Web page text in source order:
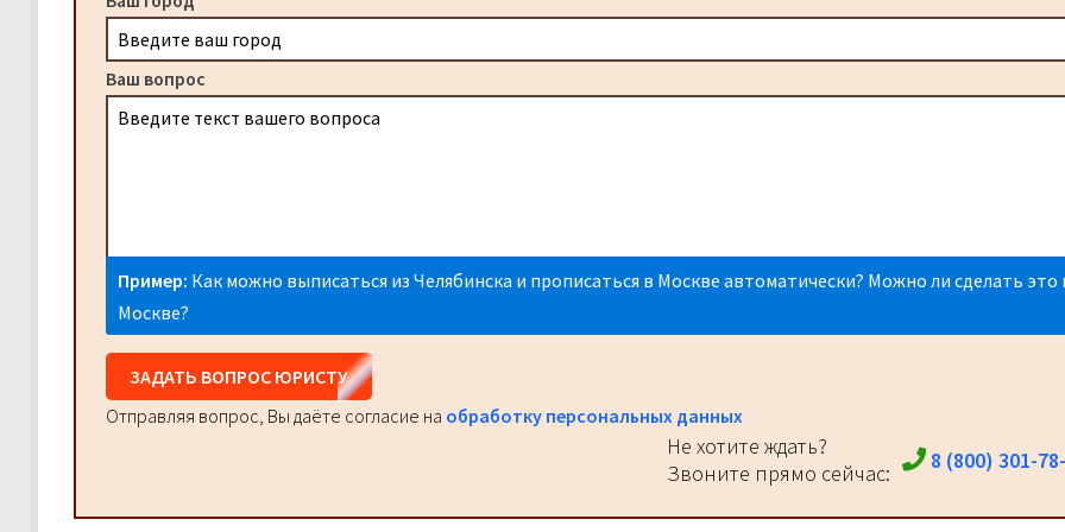
Ваш вопрос
Пример: Как можно выписаться из Челябинска и прописаться в Москве автоматически? Можно ли сделать это
Москве?
ЗАДАТЬ ВОПРОС ЮРИСТУ
Отправляя вопрос, Вы даёте согласие на обработку персональных данных
Не хотите ждать?
Звоните прямо сейчас:
8 (800) 301-